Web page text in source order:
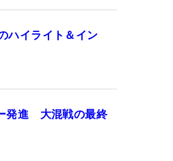
ハイライト＆イン
発進 大混戦の最終